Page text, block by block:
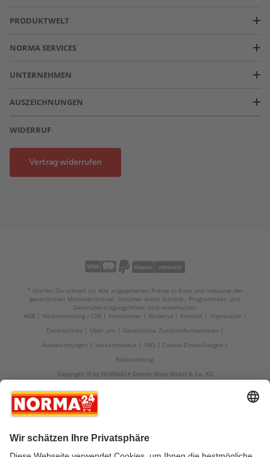
PRODUKTWELT
NORMA SERVICES
UNTERNEHMEN
AUSZEICHNUNGEN
WIDERRUF
Vertrag widerrufen
* Greifen Sie schnell zu! Alle angegebenen Preise in Euro und inklusive der
gesetzlichen Mehrwertsteuer. Irrtümer durch Schreib-, Programmier- und
Datenübertragungsfehler sind vorbehalten.
AGB
Verantwortung / CSR Newsletter Widerruf Kontakt
Impressum
Datenschutz
Über uns
Gesetzliche Zusatzinformationen
Auszeichnungen
Versandstatus FAQ
Cookie-Einstellungen
Rücksendung
Copyright © by NORMA24 Online-Shop GmbH & Co. KG